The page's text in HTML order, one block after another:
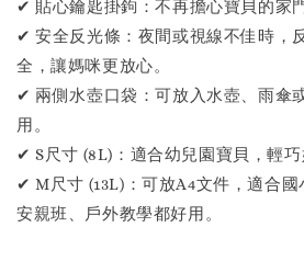
✔ 貼心鑰匙掛鉤：不再擔心寶貝的家
✔ 安全反光條：夜間或視線不佳時，
全，讓媽咪更放心。
✔ 兩側水壺口袋：可放入水壺、雨傘
用。
✔ S尺寸 (8L)：適合幼兒園寶貝，輕巧
✔ M尺寸 (13L)：可放A4文件，適合國
安親班、戶外教學都好用。